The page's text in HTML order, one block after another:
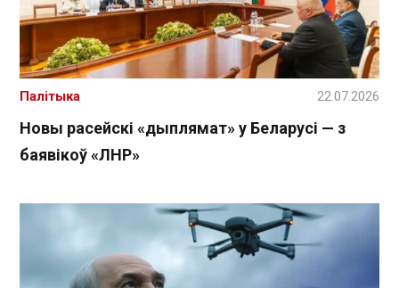
Новы расейскі «дыплямат» у Беларусі — з
баявікоў «ЛНР»
Палітыка 22.07.2026